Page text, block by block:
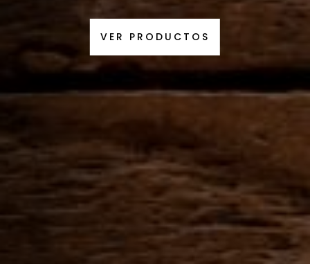
VER PRODUCTOS